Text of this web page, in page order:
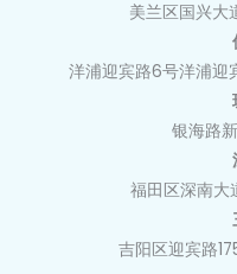
美兰区国兴大
洋浦迎宾路6号洋浦
银海路
福田区深南大
吉阳区迎宾路